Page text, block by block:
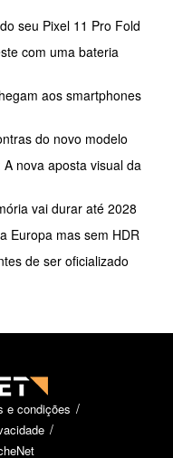
seu Pixel 11 Pro Fold
com uma bateria
aos smartphones
do novo modelo
nova aposta visual da
vai durar até 2028
Europa mas sem HDR
de ser oficializado
e condições